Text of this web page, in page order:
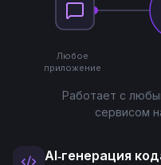
Любое
приложение
Работает с
сервисом
AI‑генерация